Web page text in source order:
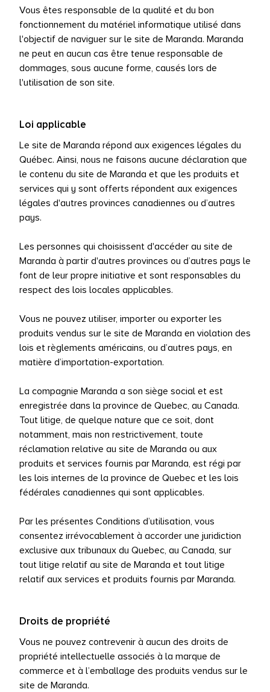
Vous êtes responsable de la qualité et du bon
fonctionnement du matériel informatique utilisé dans
l'objectif de naviguer sur le site de Maranda. Maranda
ne peut en aucun cas être tenue responsable de
dommages, sous aucune forme, causés lors de
l'utilisation de son site.
Loi applicable
Le site de Maranda répond aux exigences légales du
Québec. Ainsi, nous ne faisons aucune déclaration que
le contenu du site de Maranda et que les produits et
services qui y sont offerts répondent aux exigences
légales d'autres provinces canadiennes ou d’autres
pays.
Les personnes qui choisissent d'accéder au site de
Maranda à partir d'autres provinces ou d’autres pays le
font de leur propre initiative et sont responsables du
respect des lois locales applicables.
Vous ne pouvez utiliser, importer ou exporter les
produits vendus sur le site de Maranda en violation des
lois et règlements américains, ou d’autres pays, en
matière d’importation-exportation.
La compagnie Maranda a son siège social et est
enregistrée dans la province de Quebec, au Canada.
Tout litige, de quelque nature que ce soit, dont
notamment, mais non restrictivement, toute
réclamation relative au site de Maranda ou aux
produits et services fournis par Maranda, est régi par
les lois internes de la province de Quebec et les lois
fédérales canadiennes qui sont applicables.
Par les présentes Conditions d’utilisation, vous
consentez irrévocablement à accorder une juridiction
exclusive aux tribunaux du Quebec, au Canada, sur
tout litige relatif au site de Maranda et tout litige
relatif aux services et produits fournis par Maranda.
Droits de propriété
Vous ne pouvez contrevenir à aucun des droits de
propriété intellectuelle associés à la marque de
commerce et à l’emballage des produits vendus sur le
site de Maranda.